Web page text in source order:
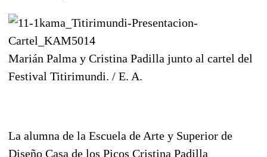
Marián Palma y Cristina Padilla junto al cartel del
Festival Titirimundi. / E. A.
La alumna de la Escuela de Arte y Superior de
Diseño Casa de los Picos Cristina Padilla